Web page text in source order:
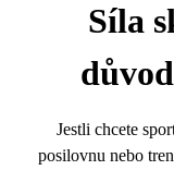
Síla
Jestli chcete
posilovnu nebo